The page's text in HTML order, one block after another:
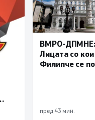
ВМРО-ДПМНЕ:
Лицата со кои
Филипче се
одлуки за
пред 43 мин.